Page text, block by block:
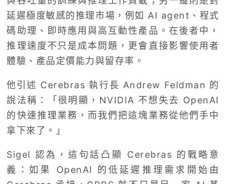
延遲極度敏感的推理市場，例如 AI agent、程式
碼助理、即時應用與高互動性產品。在後者中，
推理速度不只是成本問題，更會直接影響使用者
體驗、產品定價能力與留存率。
他引述 Cerebras 執行長 Andrew Feldman 的
說法稱：「很明顯，NVIDIA 不想失去 OpenAI
的快速推理業務，而我們把這塊業務從他們手中
拿下來了。」
Sigel 認為，這句話凸顯 Cerebras 的戰略意
義：如果 OpenAI 的低延遲推理需求開始由